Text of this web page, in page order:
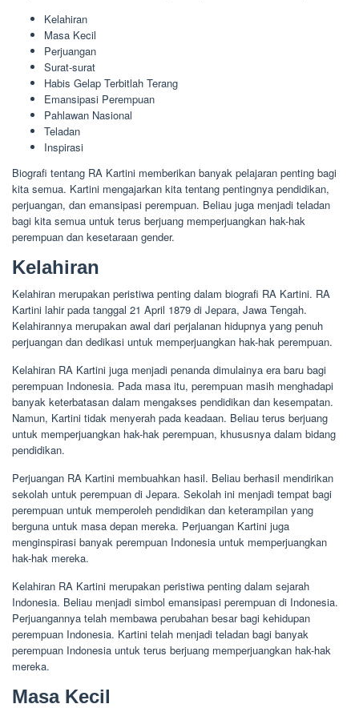
Kelahiran
Masa Kecil
Perjuangan
Surat-surat
Habis Gelap Terbitlah Terang
Emansipasi Perempuan
Pahlawan Nasional
Teladan
Inspirasi
Biografi tentang RA Kartini memberikan banyak pelajaran penting bagi
kita semua. Kartini mengajarkan kita tentang pentingnya pendidikan,
perjuangan, dan emansipasi perempuan. Beliau juga menjadi teladan
bagi kita semua untuk terus berjuang memperjuangkan hak-hak
perempuan dan kesetaraan gender.
Kelahiran
Kelahiran merupakan peristiwa penting dalam biografi RA Kartini. RA
Kartini lahir pada tanggal 21 April 1879 di Jepara, Jawa Tengah.
Kelahirannya merupakan awal dari perjalanan hidupnya yang penuh
perjuangan dan dedikasi untuk memperjuangkan hak-hak perempuan.
Kelahiran RA Kartini juga menjadi penanda dimulainya era baru bagi
perempuan Indonesia. Pada masa itu, perempuan masih menghadapi
banyak keterbatasan dalam mengakses pendidikan dan kesempatan.
Namun, Kartini tidak menyerah pada keadaan. Beliau terus berjuang
untuk memperjuangkan hak-hak perempuan, khususnya dalam bidang
pendidikan.
Perjuangan RA Kartini membuahkan hasil. Beliau berhasil mendirikan
sekolah untuk perempuan di Jepara. Sekolah ini menjadi tempat bagi
perempuan untuk memperoleh pendidikan dan keterampilan yang
berguna untuk masa depan mereka. Perjuangan Kartini juga
menginspirasi banyak perempuan Indonesia untuk memperjuangkan
hak-hak mereka.
Kelahiran RA Kartini merupakan peristiwa penting dalam sejarah
Indonesia. Beliau menjadi simbol emansipasi perempuan di Indonesia.
Perjuangannya telah membawa perubahan besar bagi kehidupan
perempuan Indonesia. Kartini telah menjadi teladan bagi banyak
perempuan Indonesia untuk terus berjuang memperjuangkan hak-hak
mereka.
Masa Kecil